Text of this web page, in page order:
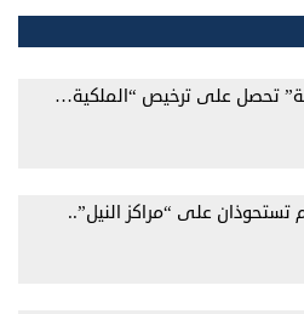
تحصل على ترخيص “الملكية…
تستحوذان على “مراكز النيل”..